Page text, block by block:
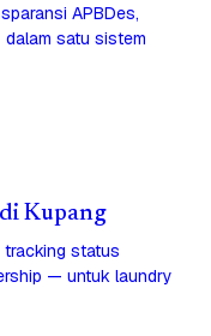
APBDes,
satu sistem
Kupang
status
— untuk laundry